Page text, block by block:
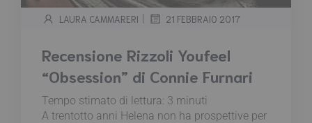
LAURA CAMMARERI | 21 FEBBRAIO 2017
Recensione Rizzoli Youfeel
“Obsession” di Connie Furnari
Tempo stimato di lettura: 3 minuti
A trentotto anni Helena non ha prospettive per